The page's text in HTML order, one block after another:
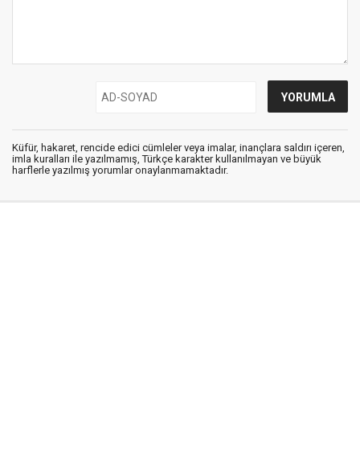
Küfür, hakaret, rencide edici cümleler veya imalar, inançlara saldırı içeren,
imla kuralları ile yazılmamış, Türkçe karakter kullanılmayan ve büyük
harflerle yazılmış yorumlar onaylanmamaktadır.